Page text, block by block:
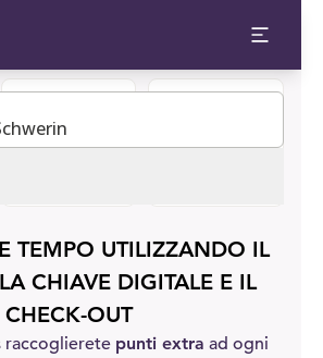
TEMPO UTILIZZANDO IL
CHIAVE DIGITALE E IL
CHECK-OUT
raccoglierete punti extra ad ogni